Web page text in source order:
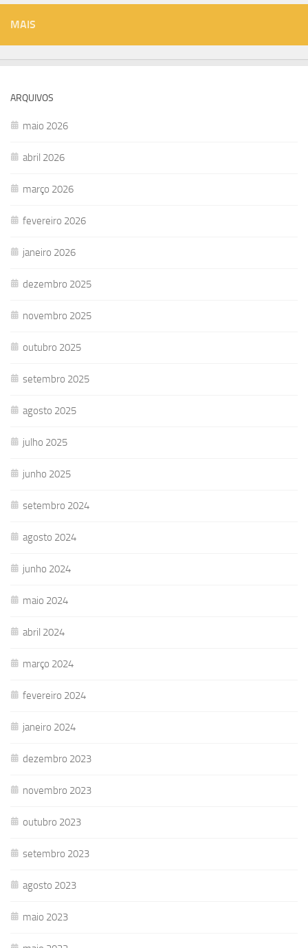
MAIS
ARQUIVOS
maio 2026
abril 2026
março 2026
fevereiro 2026
janeiro 2026
dezembro 2025
novembro 2025
outubro 2025
setembro 2025
agosto 2025
julho 2025
junho 2025
setembro 2024
agosto 2024
junho 2024
maio 2024
abril 2024
março 2024
fevereiro 2024
janeiro 2024
dezembro 2023
novembro 2023
outubro 2023
setembro 2023
agosto 2023
maio 2023